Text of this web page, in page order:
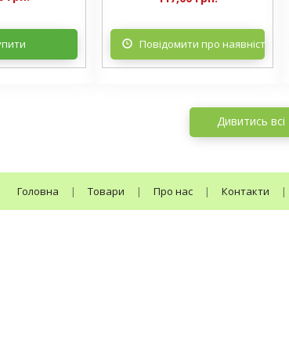
Повідомити про наявність
Дивитись
Головна | Товари | Про нас | Контакти |